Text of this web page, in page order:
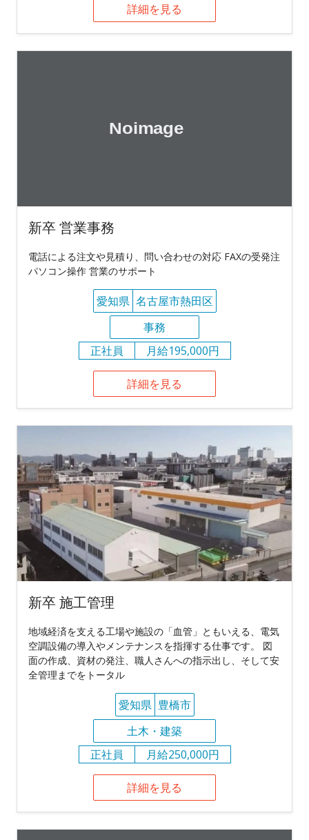
詳細を見る
新卒 営業事務
電話による注文や見積り、問い合わせの対応 FAXの受発注
パソコン操作 営業のサポート
愛知県 名古屋市熱田区
事務
正社員
月給195,000円
詳細を見る
新卒 施工管理
地域経済を支える工場や施設の「血管」ともいえる、電気
空調設備の導入やメンテナンスを指揮する仕事です。 図
面の作成、資材の発注、職人さんへの指示出し、そして安
全管理までをトータル
愛知県 豊橋市
土木・建築
正社員
月給250,000円
詳細を見る